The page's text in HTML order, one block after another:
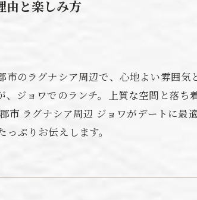
由と楽しみ方
のラグナシア周辺で、心地よい雰囲気
ジョワでのランチ。上質な空間と落ち
市 ラグナシア周辺 ジョワがデートに最
ぷりお伝えします。